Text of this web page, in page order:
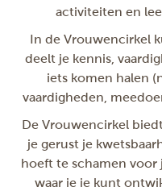
activiteiten en
In de Vrouwencirkel
deelt je kennis,
iets komen halen
vaardigheden,
De Vrouwencirkel
je gerust je
hoeft te schamen voor
waar je je kunt